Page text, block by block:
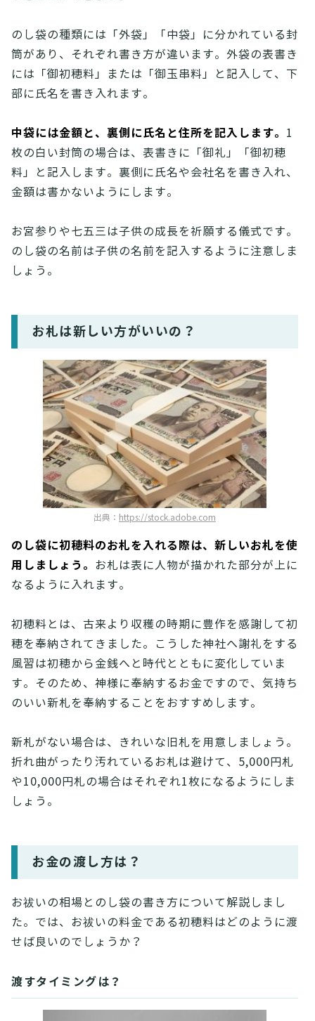
のし袋の種類には「外袋」「中袋」に分かれている封
筒があり、それぞれ書き方が違います。外袋の表書き
には「御初穂料」または「御玉串料」と記入して、下
部に氏名を書き入れます。
中袋には金額と、裏側に氏名と住所を記入します。
1
枚の白い封筒の場合は、表書きに「御礼」「御初穂
料」と記入します。裏側に氏名や会社名を書き入れ、
金額は書かないようにします。
お宮参りや七五三は子供の成長を祈願する儀式です。
のし袋の名前は子供の名前を記入するように注意しま
しょう。
お札は新しい方がいいの？
出典： https://stock.adobe.com
のし袋に初穂料のお札を入れる際は、新しいお札を使
用しましょう。
お札は表に人物が描かれた部分が上に
なるように入れます。
初穂料とは、古来より収穫の時期に豊作を感謝して初
穂を奉納されてきました。こうした神社へ謝礼をする
風習は初穂から金銭へと時代とともに変化していま
す。そのため、神様に奉納するお金ですので、気持ち
のいい新札を奉納することをおすすめします。
新札がない場合は、きれいな旧札を用意しましょう。
折れ曲がったり汚れているお札は避けて、5,000円札
や10,000円札の場合はそれぞれ1枚になるようにしま
しょう。
お金の渡し方は？
お祓いの相場とのし袋の書き方について解説しまし
た。では、お祓いの料金である初穂料はどのように渡
せば良いのでしょうか？
渡すタイミングは？